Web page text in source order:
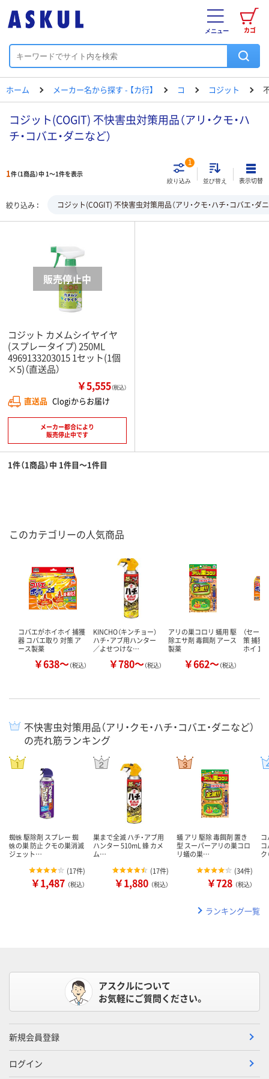
カゴ
メニュー
ホーム メーカー名から探す - 【カ行】 コ コジット
コジット(COGIT) 不快害虫対策用品（アリ・クモ・ハ
チ・コバエ・ダニなど）
1件（1商品）中 1～1件を表示
絞り込み
1
並び替え 表示切替
絞り込み コジット(COGIT) 不快害虫対策用品（アリ・クモ・ハチ・コバエ・ダ
コジット カメムシイヤイヤ
(スプレータイプ) 250ML
4969133203015 1セット(1個
×5)（直送品）
￥5,555（税込）
直送品 Clogiからお届け
メーカー都合により
販売停止中です
1件（1商品）中 1件目～1件目
このカテゴリーの人気商品
コバエがホイホイ 捕獲
器 コバエ取り 対策 ア
ース製薬
￥638～（税込）
KINCHO（キンチョー）
ハチ・アブ用ハンター
／よせつけな…
￥780～（税込）
アリの巣コロリ 蟻用 駆
除エサ剤 毒餌剤 アース
製薬
￥662～（税込）
（セー
策 捕獲
ホイ 1
不快害虫対策用品（アリ・クモ・ハチ・コバエ・ダニなど）
の売れ筋ランキング
蜘蛛 駆除剤 スプレー 蜘
蛛の巣 防止 クモの巣消滅
ジェット…
(17件)
￥1,487 （税込）
巣まで全滅 ハチ・アブ用
ハンター 510mL 蜂 カメ
ム…
(17件)
￥1,880 （税込）
蟻 アリ 駆除 毒餌剤 置き
型 スーパーアリの巣コロ
リ蟻の巣…
(34件)
￥728 （税込）
ランキング一覧
アスクルについて
お気軽にご質問ください。
新規会員登録
ログイン